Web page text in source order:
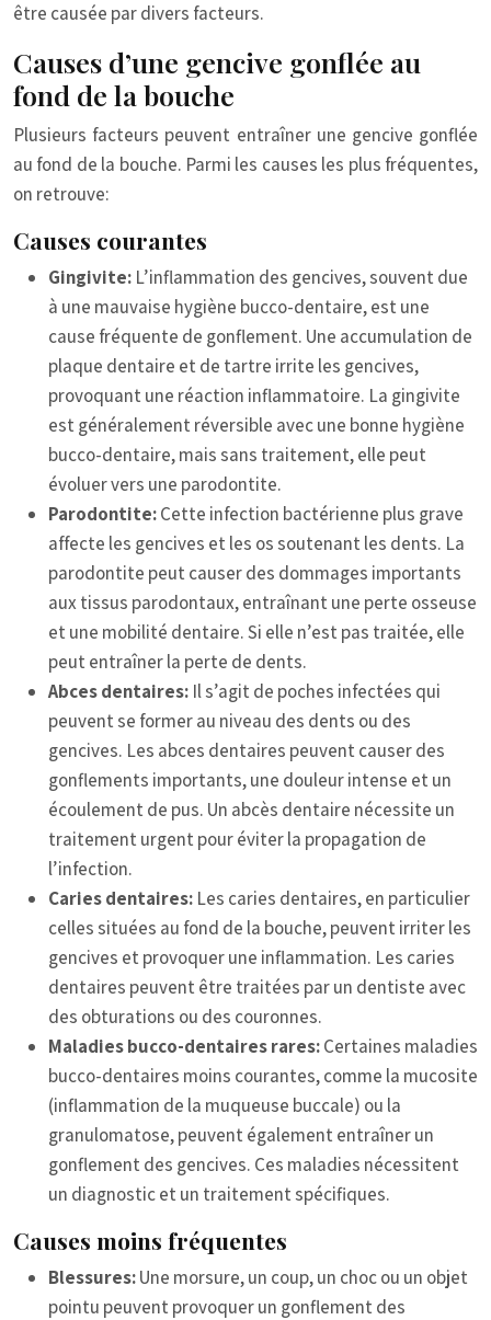
être causée par divers facteurs.
Causes d’une gencive gonflée au
fond de la bouche
Plusieurs facteurs peuvent entraîner une gencive gonflée
au fond de la bouche. Parmi les causes les plus fréquentes,
on retrouve:
Causes courantes
Gingivite: L’inflammation des gencives, souvent due
à une mauvaise hygiène bucco-dentaire, est une
cause fréquente de gonflement. Une accumulation de
plaque dentaire et de tartre irrite les gencives,
provoquant une réaction inflammatoire. La gingivite
est généralement réversible avec une bonne hygiène
bucco-dentaire, mais sans traitement, elle peut
évoluer vers une parodontite.
Parodontite:Cette infection bactérienne plus grave
affecte les gencives et les os soutenant les dents. La
parodontite peut causer des dommages importants
aux tissus parodontaux, entraînant une perte osseuse
et une mobilité dentaire. Si elle n’est pas traitée, elle
peut entraîner la perte de dents.
Abces dentaires: Il s’agit de poches infectées qui
peuvent se former au niveau des dents ou des
gencives. Les abces dentaires peuvent causer des
gonflements importants, une douleur intense et un
écoulement de pus. Un abcès dentaire nécessite un
traitement urgent pour éviter la propagation de
l’infection.
Caries dentaires: Les caries dentaires, en particulier
celles situées au fond de la bouche, peuvent irriter les
gencives et provoquer une inflammation. Les caries
dentaires peuvent être traitées par un dentiste avec
des obturations ou des couronnes.
Maladies bucco-dentaires rares:Certaines maladies
bucco-dentaires moins courantes, comme la mucosite
(inflammation de la muqueuse buccale) ou la
granulomatose, peuvent également entraîner un
gonflement des gencives. Ces maladies nécessitent
un diagnostic et un traitement spécifiques.
Causes moins fréquentes
Blessures:Une morsure, un coup, un choc ou un objet
pointu peuvent provoquer un gonflement des